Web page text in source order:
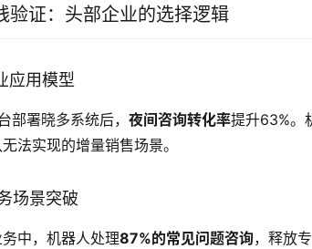
验证：头部企业的选择逻辑
应用模型
部署晓多系统后，夜间咨询转化率提升63%。
法实现的增量销售场景。
场景突破
中，机器人处理87%的常见问题咨询，释放